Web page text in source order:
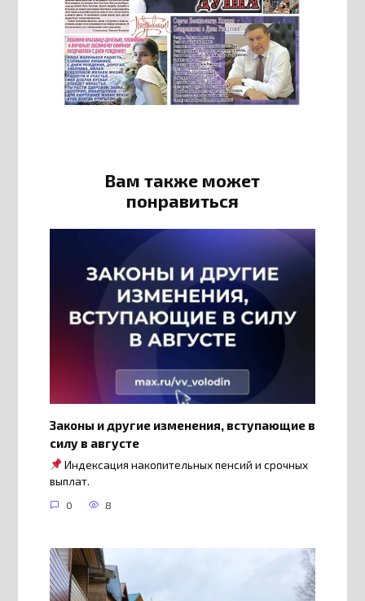
Вам также может
понравиться
Законы и другие изменения, вступающие в
силу в августе
Индексация накопительных пенсий и срочных
выплат.
0 8